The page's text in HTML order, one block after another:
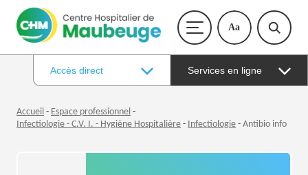
Aa
Accès direct Services en ligne
Accueil - Espace professionnel -
Infectiologie - C.V. I. - Hygiène Hospitalière - Infectiologie - Antibio info